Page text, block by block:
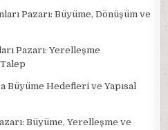
Pazarı: Büyüme, Dönüşüm ve
Pazarı: Yerelleşme
Büyüme Hedefleri ve Yapısal
Büyüme, Yerelleşme ve